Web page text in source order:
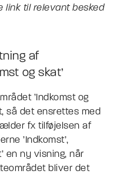
link til relevant besked
af
og skat’
’Indkomst og
så det ensrettes med
fx tilføjelsen af
’Indkomst’,
en ny visning, når
bliver det